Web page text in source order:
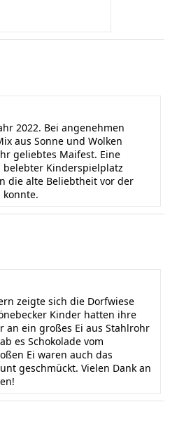
2022. Bei angenehmen
aus Sonne und Wolken
geliebtes Maifest. Eine
belebter Kinderspielplatz
die alte Beliebtheit vor der
konnte.
zeigte sich die Dorfwiese
Kinder hatten ihre
an ein großes Ei aus Stahlrohr
es Schokolade vom
Ei waren auch das
geschmückt. Vielen Dank an